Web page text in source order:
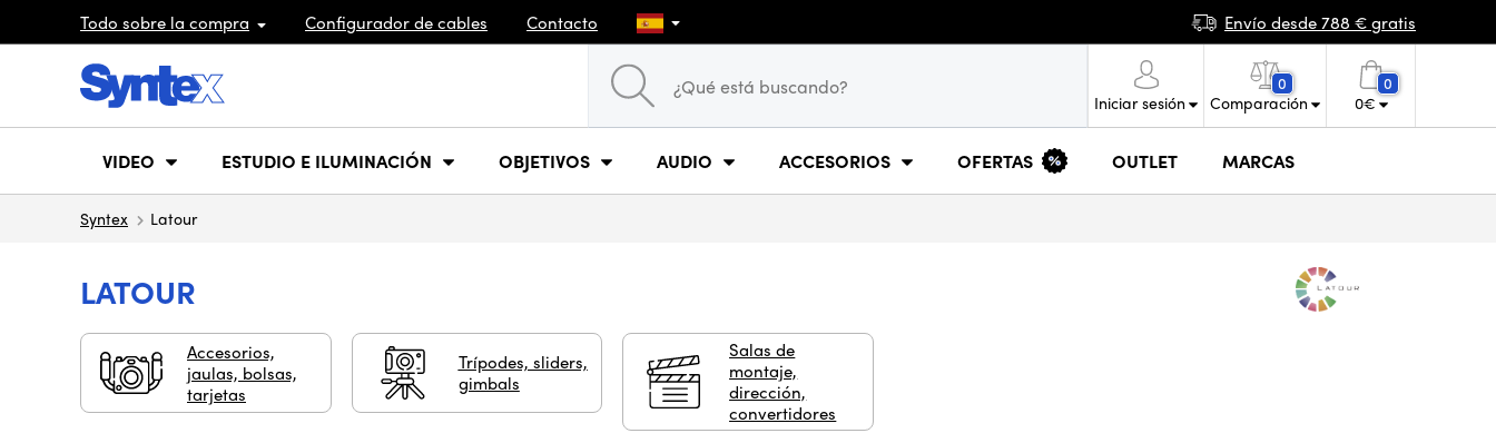
Todo sobre la compra Configurador de cables Contacto Envío desde 788 € gratis
Iniciar sesión
0
Comparación
0
0€
VIDEO ESTUDIO E ILUMINACIÓN OBJETIVOS AUDIO ACCESORIOS OFERTAS OUTLET MARCAS
Syntex Latour
LATOUR
Accesorios,
jaulas, bolsas,
tarjetas
Trípodes, sliders,
gimbals
Salas de
montaje,
dirección,
convertidores